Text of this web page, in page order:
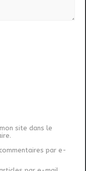
site dans le
par e-